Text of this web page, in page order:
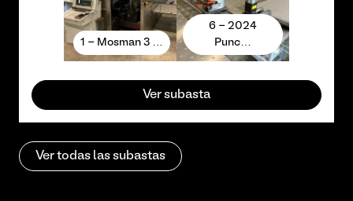
Ver todas las subastas
1 - Mosman 3 …
6 - 2024
Punc…
Ver subasta